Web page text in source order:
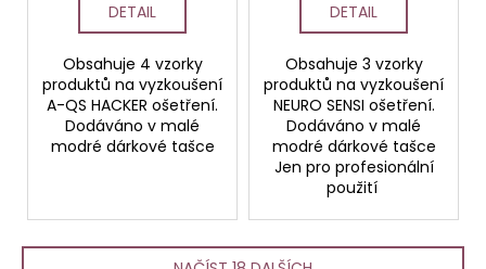
DETAIL
Obsahuje 4 vzorky
produktů na vyzkoušení
A-QS HACKER ošetření.
Dodáváno v malé
modré dárkové tašce
DETAIL
Obsahuje 3 vzorky
produktů na vyzkoušení
NEURO SENSI ošetření.
Dodáváno v malé
modré dárkové tašce
Jen pro profesionální
použití